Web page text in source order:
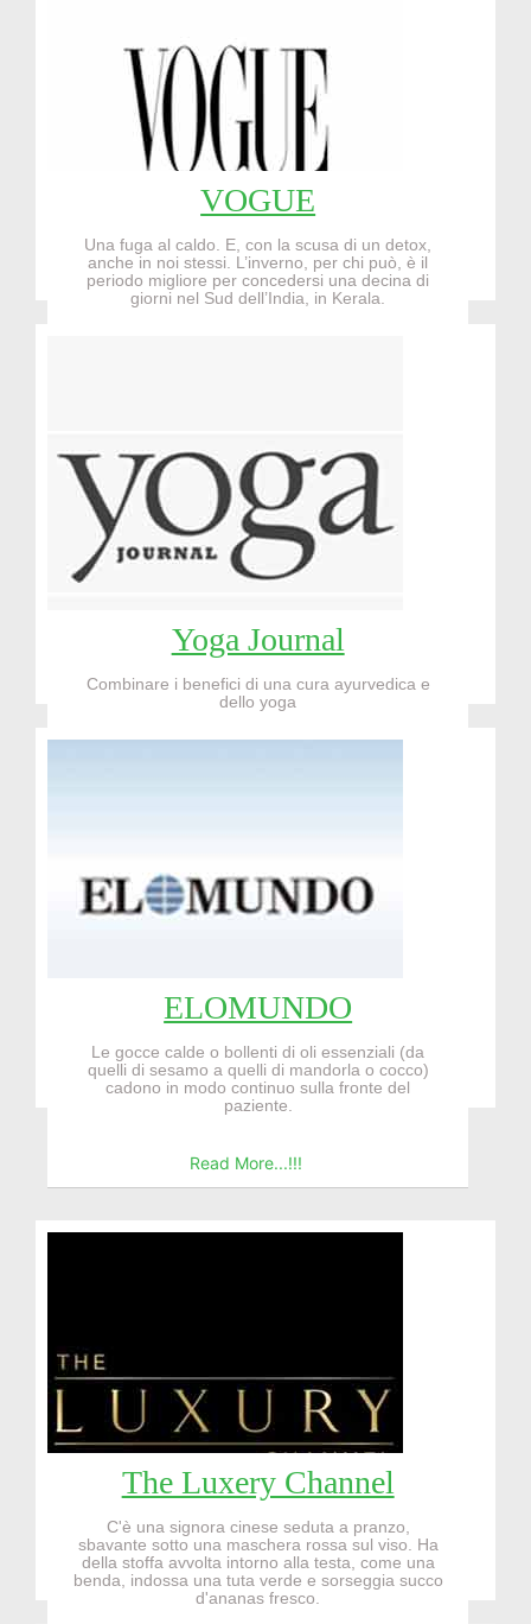
VOGUE
Una fuga al caldo. E, con la scusa di un detox,
anche in noi stessi. L’inverno, per chi può, è il
periodo migliore per concedersi una decina di
giorni nel Sud dell’India, in Kerala.
Yoga Journal
Combinare i benefici di una cura ayurvedica e
dello yoga
ELOMUNDO
Le gocce calde o bollenti di oli essenziali (da
quelli di sesamo a quelli di mandorla o cocco)
cadono in modo continuo sulla fronte del
paziente.
Read More...!!!
The Luxery Channel
C'è una signora cinese seduta a pranzo,
sbavante sotto una maschera rossa sul viso. Ha
della stoffa avvolta intorno alla testa, come una
benda, indossa una tuta verde e sorseggia succo
d'ananas fresco.